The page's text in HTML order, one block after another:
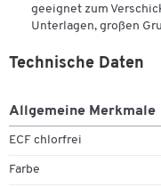
geeignet zum
Unterlagen, großen
Technische Daten
Allgemeine Merkmale
ECF chlorfrei
Farbe